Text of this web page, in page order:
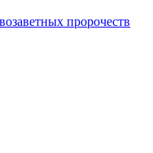
пророчеств